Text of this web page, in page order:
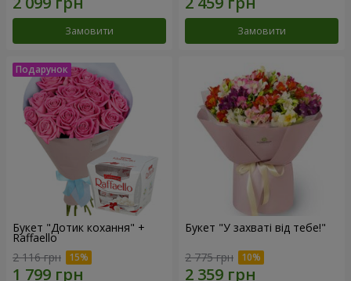
Замовити Замовити
Букет "Дотик кохання" +
Raffaello
2 116 грн
Букет "У захваті від тебе!"
2 775 грн